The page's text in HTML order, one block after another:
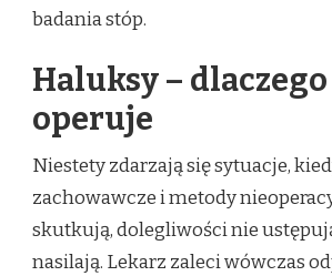
badania stóp.
Haluksy –
operuje
Niestety zdarzają się sytuacje,
zachowawcze i metody
skutkują, dolegliwości nie
nasilają. Lekarz zaleci wówczas